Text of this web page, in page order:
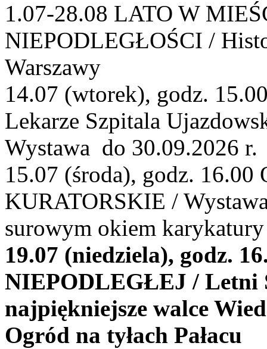
1.07-28.08 LATO W
NIEPODLEGŁOŚCI /
Warszawy
14.07 (wtorek), godz.
Lekarze Szpitala
Wystawa do 30.09.2026 r.
15.07 (środa), godz.
KURATORSKIE /
surowym okiem
19.07 (niedziela), godz.
NIEPODLEGŁEJ / Letni
najpiękniejsze walce
Ogród na tyłach Pałacu